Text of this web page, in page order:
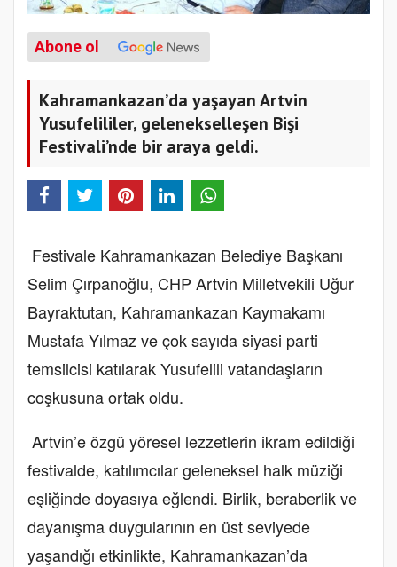
Abone ol
Kahramankazan’da yaşayan Artvin
Yusufelililer, gelenekselleşen Bişi
Festivali’nde bir araya geldi.
Festivale Kahramankazan Belediye Başkanı
Selim Çırpanoğlu, CHP Artvin Milletvekili Uğur
Bayraktutan, Kahramankazan Kaymakamı
Mustafa Yılmaz ve çok sayıda siyasi parti
temsilcisi katılarak Yusufelili vatandaşların
coşkusuna ortak oldu.
Artvin’e özgü yöresel lezzetlerin ikram edildiği
festivalde, katılımcılar geleneksel halk müziği
eşliğinde doyasıya eğlendi. Birlik, beraberlik ve
dayanışma duygularının en üst seviyede
yaşandığı etkinlikte, Kahramankazan’da